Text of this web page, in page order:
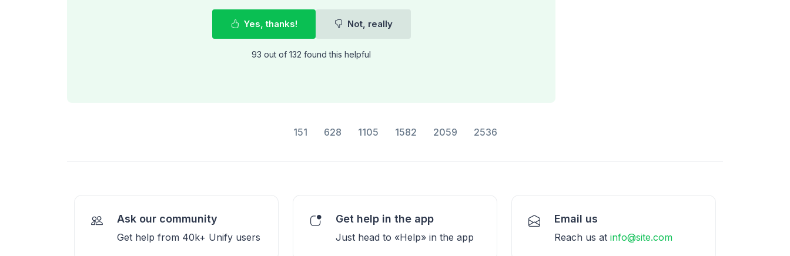
Yes, thanks! Not, really
93 out of 132 found this helpful
151 628 1105 1582 2059 2536
Ask our community
Get help from 40k+ Unify users
Get help in the app
Just head to «Help» in the app
Email us
Reach us at info@site.com